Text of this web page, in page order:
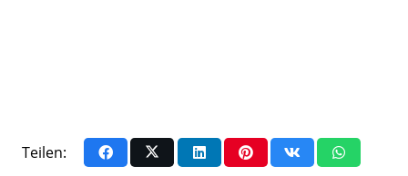
Teilen: